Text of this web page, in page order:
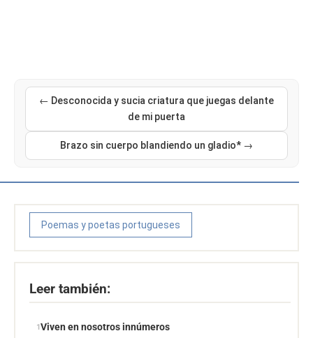
← Desconocida y sucia criatura que juegas delante
de mi puerta
Brazo sin cuerpo blandiendo un gladio* →
Poemas y poetas portugueses
Leer también:
Viven en nosotros innúmeros